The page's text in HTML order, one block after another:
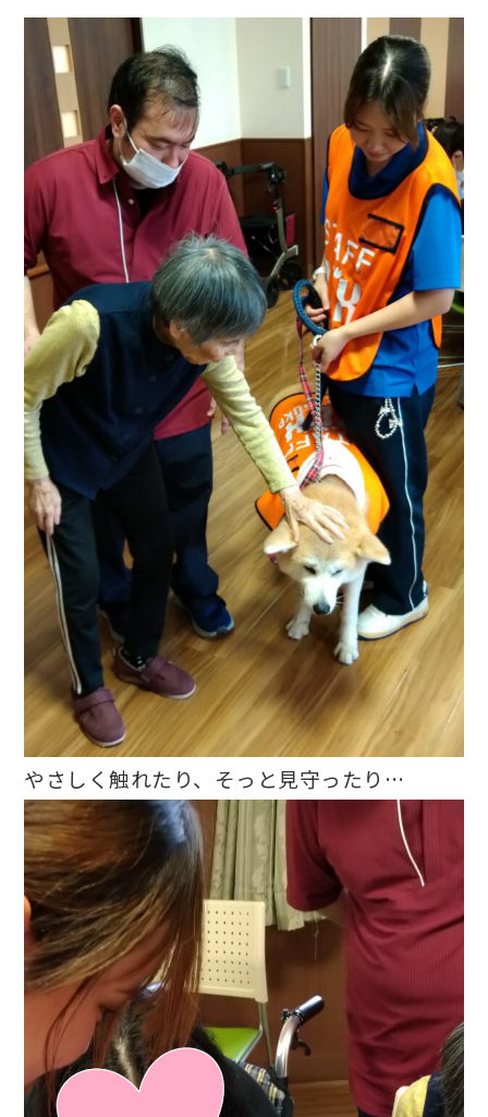
やさしく触れたり、そっと見守ったり…